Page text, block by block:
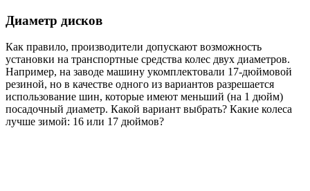
Диаметр дисков
Как правило, производители допускают возможность
установки на транспортные средства колес двух диаметров.
Например, на заводе машину укомплектовали 17‑дюймовой
резиной, но в качестве одного из вариантов разрешается
использование шин, которые имеют меньший (на 1 дюйм)
посадочный диаметр. Какой вариант выбрать? Какие колеса
лучше зимой: 16 или 17 дюймов?